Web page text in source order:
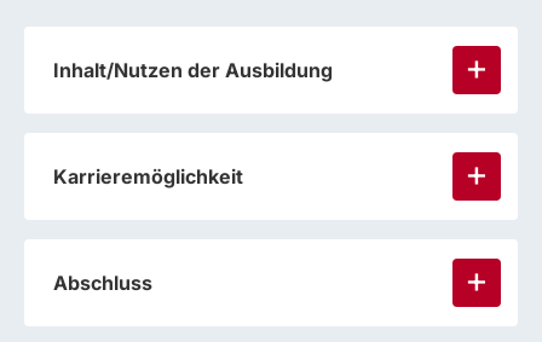
Inhalt/Nutzen der Ausbildung
Karrieremöglichkeit
Abschluss